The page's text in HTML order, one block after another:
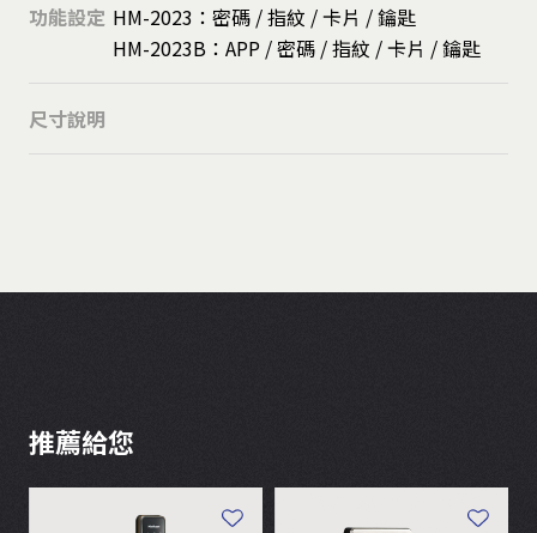
功能設定 HM-2023：密碼 / 指紋 / 卡片 / 鑰匙
HM-2023B：APP / 密碼 / 指紋 / 卡片 / 鑰匙
尺寸說明
推薦給您